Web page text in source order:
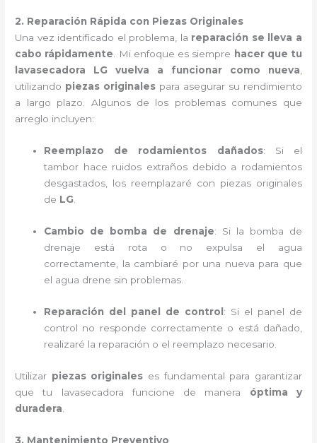
2. Reparación Rápida con Piezas Originales
Una vez identificado el problema, la reparación se lleva a
cabo rápidamente. Mi enfoque es siempre hacer que tu
lavasecadora LG vuelva a funcionar como nueva,
utilizando piezas originales para asegurar su rendimiento
a largo plazo. Algunos de los problemas comunes que
arreglo incluyen:
Reemplazo de rodamientos dañados: Si el
tambor hace ruidos extraños debido a rodamientos
desgastados, los reemplazaré con piezas originales
de LG.
Cambio de bomba de drenaje: Si la bomba de
drenaje está rota o no expulsa el agua
correctamente, la cambiaré por una nueva para que
el agua drene sin problemas.
Reparación del panel de control : Si el panel de
control no responde correctamente o está dañado,
realizaré la reparación o el reemplazo necesario.
Utilizar piezas originales es fundamental para garantizar
que tu lavasecadora funcione de manera óptima y
duradera
3. Mantenimiento Preventivo